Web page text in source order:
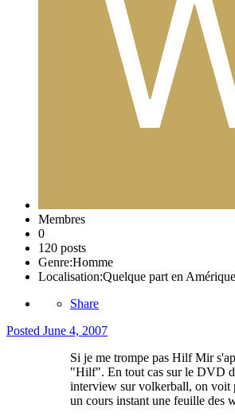
Membres
0
120 posts
Genre:Homme
Localisation:Quelque part en
Share
Posted June 4, 2007
Si je me trompe pas Hilf Mir
"Hilf". En tout cas sur le DVD
interview sur volkerball, on voit
un cours instant une feuille des